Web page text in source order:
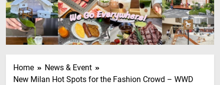
Home
News & Event
New Milan Hot Spots for the Fashion Crowd – WWD